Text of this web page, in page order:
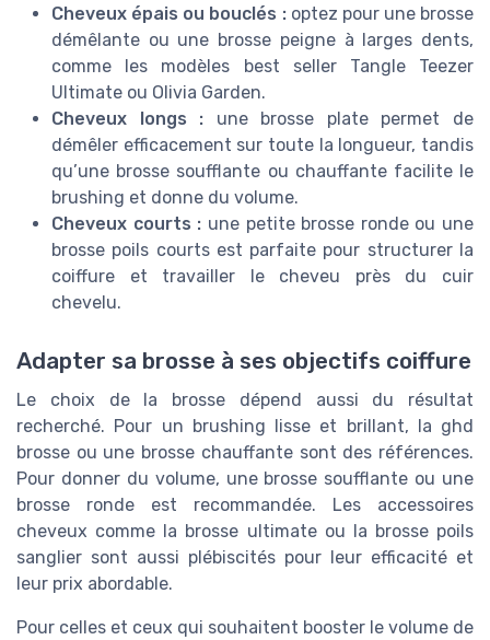
Cheveux épais ou bouclés :optez pour une brosse
démêlante ou une brosse peigne à larges dents,
comme les modèles best seller Tangle Teezer
Ultimate ou Olivia Garden.
Cheveux longs : une brosse plate permet de
démêler efficacement sur toute la longueur, tandis
qu’une brosse soufflante ou chauffante facilite le
brushing et donne du volume.
Cheveux courts : une petite brosse ronde ou une
brosse poils courts est parfaite pour structurer la
coiffure et travailler le cheveu près du cuir
chevelu.
Adapter sa brosse à ses objectifs coiffure
Le choix de la brosse dépend aussi du résultat
recherché. Pour un brushing lisse et brillant, la ghd
brosse ou une brosse chauffante sont des références.
Pour donner du volume, une brosse soufflante ou une
brosse ronde est recommandée. Les accessoires
cheveux comme la brosse ultimate ou la brosse poils
sanglier sont aussi plébiscités pour leur efficacité et
leur prix abordable.
Pour celles et ceux qui souhaitent booster le volume de